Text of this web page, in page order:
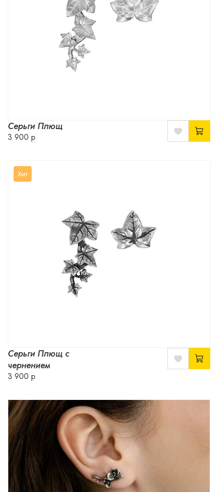
Серьги Плющ
3 900 р
Хит
Серьги Плющ с
чернением
3 900 р